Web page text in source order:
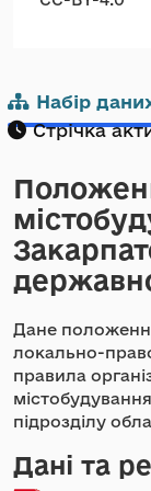
Набір
Стрічка
Дане
локально-
правила
підрозділу
Дані та